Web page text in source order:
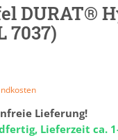
DURAT®
7037)
Lieferung!
Lieferzeit ca.